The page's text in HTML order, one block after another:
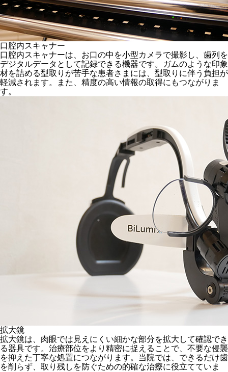
口腔内スキャナー
口腔内スキャナーは、お口の中を小型カメラで撮影し、歯列を
デジタルデータとして記録できる機器です。ガムのような印象
材を詰める型取りが苦手な患者さまには、型取りに伴う負担が
軽減されます。また、精度の高い情報の取得にもつながりま
す。
拡大鏡
拡大鏡は、肉眼では見えにくい細かな部分を拡大して確認でき
る器具です。治療部位をより精密に捉えることで、不要な侵襲
を抑えた丁寧な処置につながります。当院では、できるだけ歯
を削らず、取り残しを防ぐための的確な治療に役立てていま